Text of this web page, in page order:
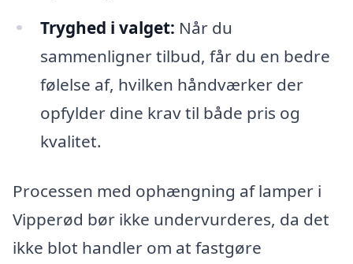
Tryghed i valget: Når du
sammenligner tilbud, får du en bedre
følelse af, hvilken håndværker der
opfylder dine krav til både pris og
kvalitet.
Processen med ophængning af lamper i
Vipperød bør ikke undervurderes, da det
ikke blot handler om at fastgøre